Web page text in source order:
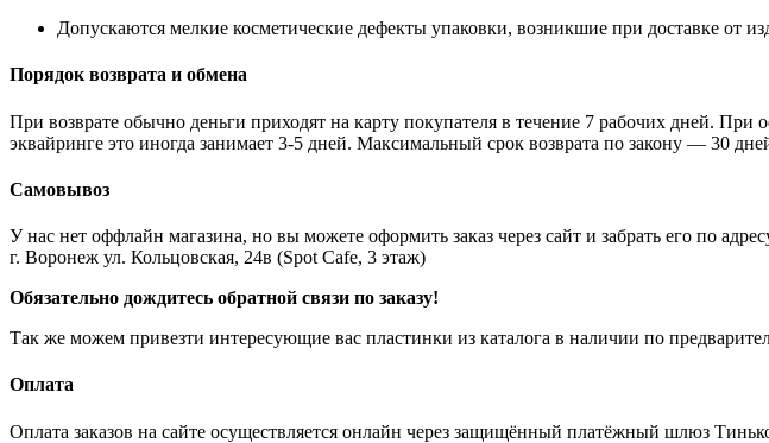
Допускаются мелкие косметические дефекты упаковки, возникшие при доставке от
Порядок возврата и обмена
При возврате обычно деньги приходят на карту покупателя в течение 7 рабочих дней.
эквайринге это иногда занимает 3-5 дней. Максимальный срок возврата по закону — 30
Самовывоз
У нас нет оффлайн магазина, но вы можете оформить заказ через сайт и забрать его по
г. Воронеж ул. Кольцовская, 24в (Spot Cafe, 3 этаж)
Обязательно дождитесь обратной связи по заказу!
Так же можем привезти интересующие вас пластинки из каталога в наличии по
Оплата
Оплата заказов на сайте осуществляется онлайн через защищённый платёжный шлюз